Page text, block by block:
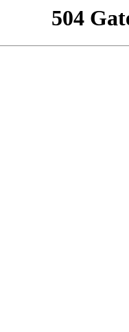
504